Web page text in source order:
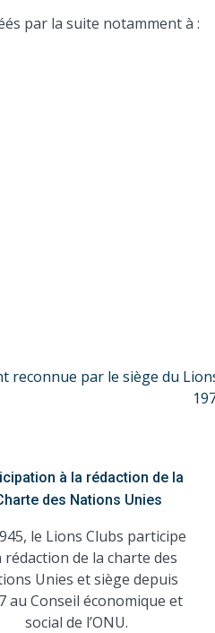
par la suite notamment à :
reconnue par le siège du
à la rédaction de la
des Nations Unies
le Lions Clubs participe
rédaction de la charte des
Unies et siège depuis
au Conseil économique et
social de l’ONU.